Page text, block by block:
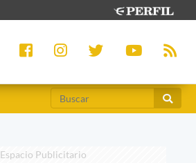
Espacio Publicitario